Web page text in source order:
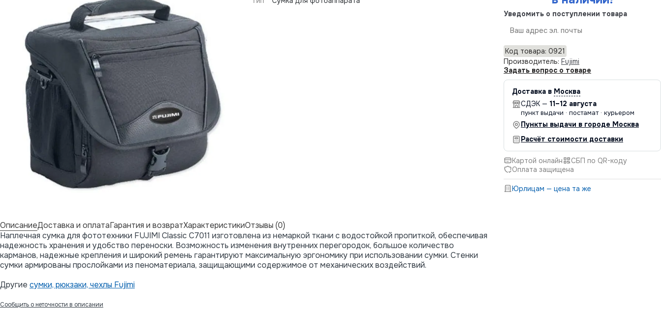
Уведомить о поступлении товара
Код товара: 0921
Производитель: Fujimi
Задать вопрос о товаре
Доставка в Москва
СДЭК — 11–12 августа
пункт выдачи · постамат · курьером
Пункты выдачи в городе Москва
Расчёт стоимости доставки
Картой онлайн
СБП по QR-коду
Оплата защищена
Юрлицам — цена та же
ОписаниеДоставка и оплатаГарантия и возвратХарактеристикиОтзывы (0)
Наплечная сумка для фототехники FUJIMI Classic C7011 изготовлена из немаркой ткани с водостойкой пропиткой, обеспечивая
надежность хранения и удобство переноски. Возможность изменения внутренних перегородок, большое количество
карманов, надежные крепления и широкий ремень гарантируют максимальную эргономику при использовании сумки. Стенки
сумки армированы прослойками из пеноматериала, защищающими содержимое от механических воздействий.
Другие сумки, рюкзаки, чехлы Fujimi
Сообщить о неточности в описании